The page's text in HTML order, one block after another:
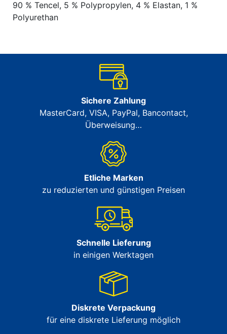
90 % Tencel, 5 % Polypropylen, 4 % Elastan, 1 %
Polyurethan
Sichere Zahlung
MasterCard, VISA, PayPal, Bancontact,
Überweisung…
Etliche Marken
zu reduzierten und günstigen Preisen
Schnelle Lieferung
in einigen Werktagen
Diskrete Verpackung
für eine diskrete Lieferung möglich